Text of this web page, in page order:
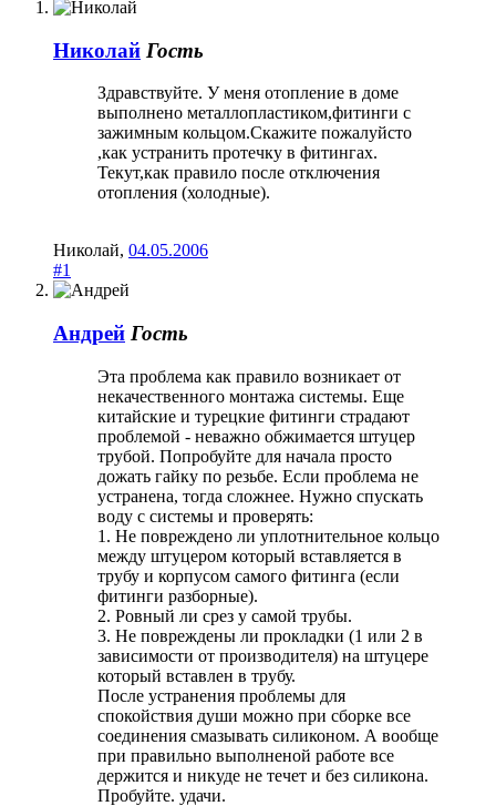
Николай Гость
Здравствуйте. У меня отопление в доме
выполнено металлопластиком,фитинги с
зажимным кольцом.Скажите пожалуйсто
,как устранить протечку в фитингах.
Текут,как правило после отключения
отопления (холодные).
Николай, 04.05.2006
#1
Андрей Гость
Эта проблема как правило возникает от
некачественного монтажа системы. Еще
китайские и турецкие фитинги страдают
проблемой - неважно обжимается штуцер
трубой. Попробуйте для начала просто
дожать гайку по резьбе. Если проблема не
устранена, тогда сложнее. Нужно спускать
воду с системы и проверять:
1. Не повреждено ли уплотнительное кольцо
между штуцером который вставляется в
трубу и корпусом самого фитинга (если
фитинги разборные).
2. Ровный ли срез у самой трубы.
3. Не повреждены ли прокладки (1 или 2 в
зависимости от производителя) на штуцере
который вставлен в трубу.
После устранения проблемы для
спокойствия души можно при сборке все
соединения смазывать силиконом. А вообще
при правильно выполненой работе все
держится и никуде не течет и без силикона.
Пробуйте. удачи.